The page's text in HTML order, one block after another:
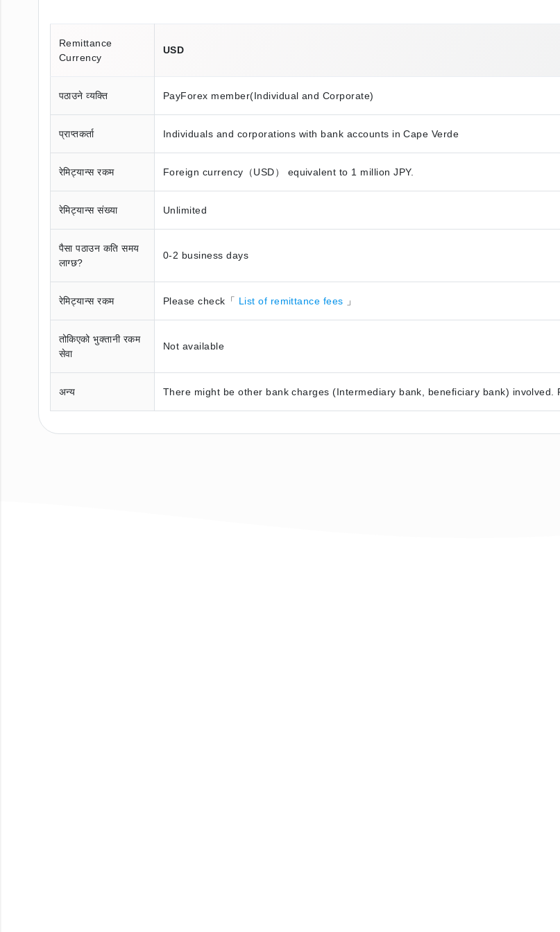
Remittance
Currency
USD
पठाउने व्यक्ति PayForex member(Individual and Corporate)
प्राप्तकर्ता Individuals and corporations with bank accounts in Cape Verde
रेमिट्यान्स रकम Foreign currency（USD） equivalent to 1 million JPY.
रेमिट्यान्स संख्या Unlimited
पैसा पठाउन कति समय
लाग्छ?
0-2 business days
रेमिट्यान्स रकम Please check「 List of remittance fees 」
तोकिएको भुक्तानी रकम
सेवा
Not available
अन्य There might be other bank charges (Intermediary bank, beneficiary bank) involved.